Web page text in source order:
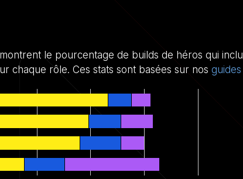
le pourcentage de builds de héros qui
chaque rôle. Ces stats sont basées sur nos